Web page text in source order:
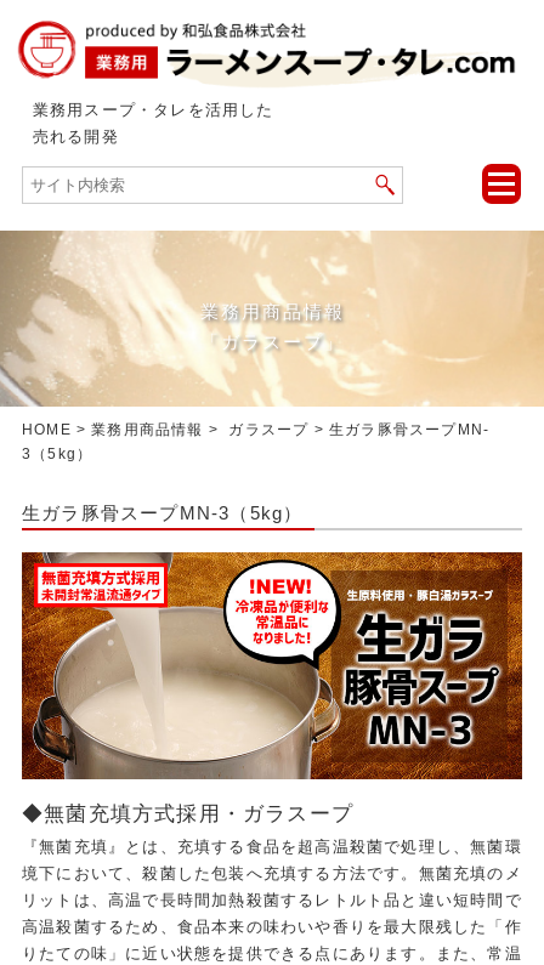
業務用スープ・タレを活用した
売れる開発
toggle
業務用商品情報
「ガラスープ」
HOME >業務用商品情報 > ガラスープ > 生ガラ豚骨スープMN-
3（5kg）
生ガラ豚骨スープMN-3（5kg）
◆無菌充填方式採用・ガラスープ
『無菌充填』とは、充填する食品を超高温殺菌で処理し、無菌環
境下において、殺菌した包装へ充填する方法です。無菌充填のメ
リットは、高温で長時間加熱殺菌するレトルト品と違い短時間で
高温殺菌するため、食品本来の味わいや香りを最大限残した「作
りたての味」に近い状態を提供できる点にあります。また、常温